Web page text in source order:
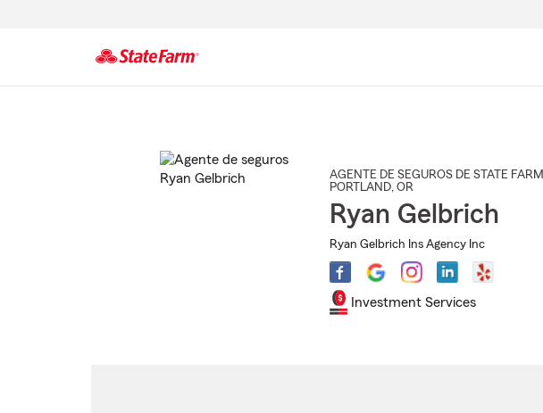
AGENTE DE SEGUROS DE STATE FARM
PORTLAND, OR
Ryan Gelbrich
Ryan Gelbrich Ins Agency Inc
Investment Services